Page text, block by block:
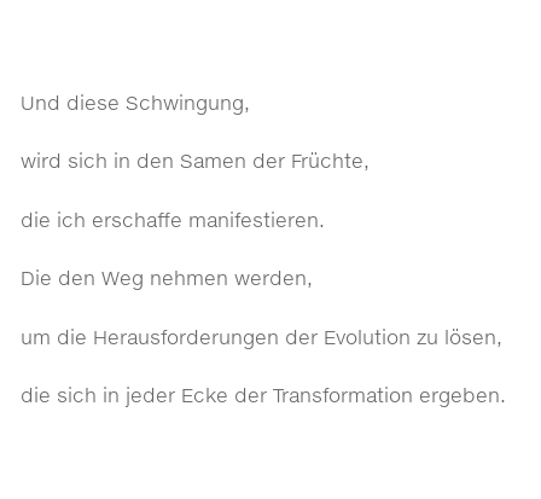
Und diese Schwingung,
wird sich in den Samen der Früchte,
die ich erschaffe manifestieren.
Die den Weg nehmen werden,
um die Herausforderungen der Evolution zu lösen,
die sich in jeder Ecke der Transformation ergeben.